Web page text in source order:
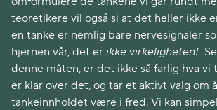
teoretikere vil også si at det heller ikke
en tanke er nemlig bare nervesignaler
hjernen vår, det er ikke virkeligheten!
denne måten, er det ikke så farlig hva vi
er klar over det, og tar et aktivt valg om
tankeinnholdet være i fred. Vi kan